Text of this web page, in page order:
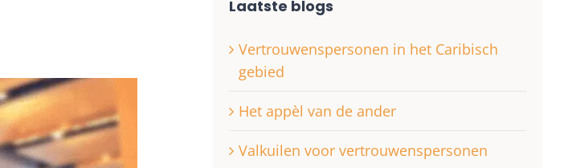
Laatste blogs
Vertrouwenspersonen in het Caribisch
gebied
Het appèl van de ander
Valkuilen voor vertrouwenspersonen